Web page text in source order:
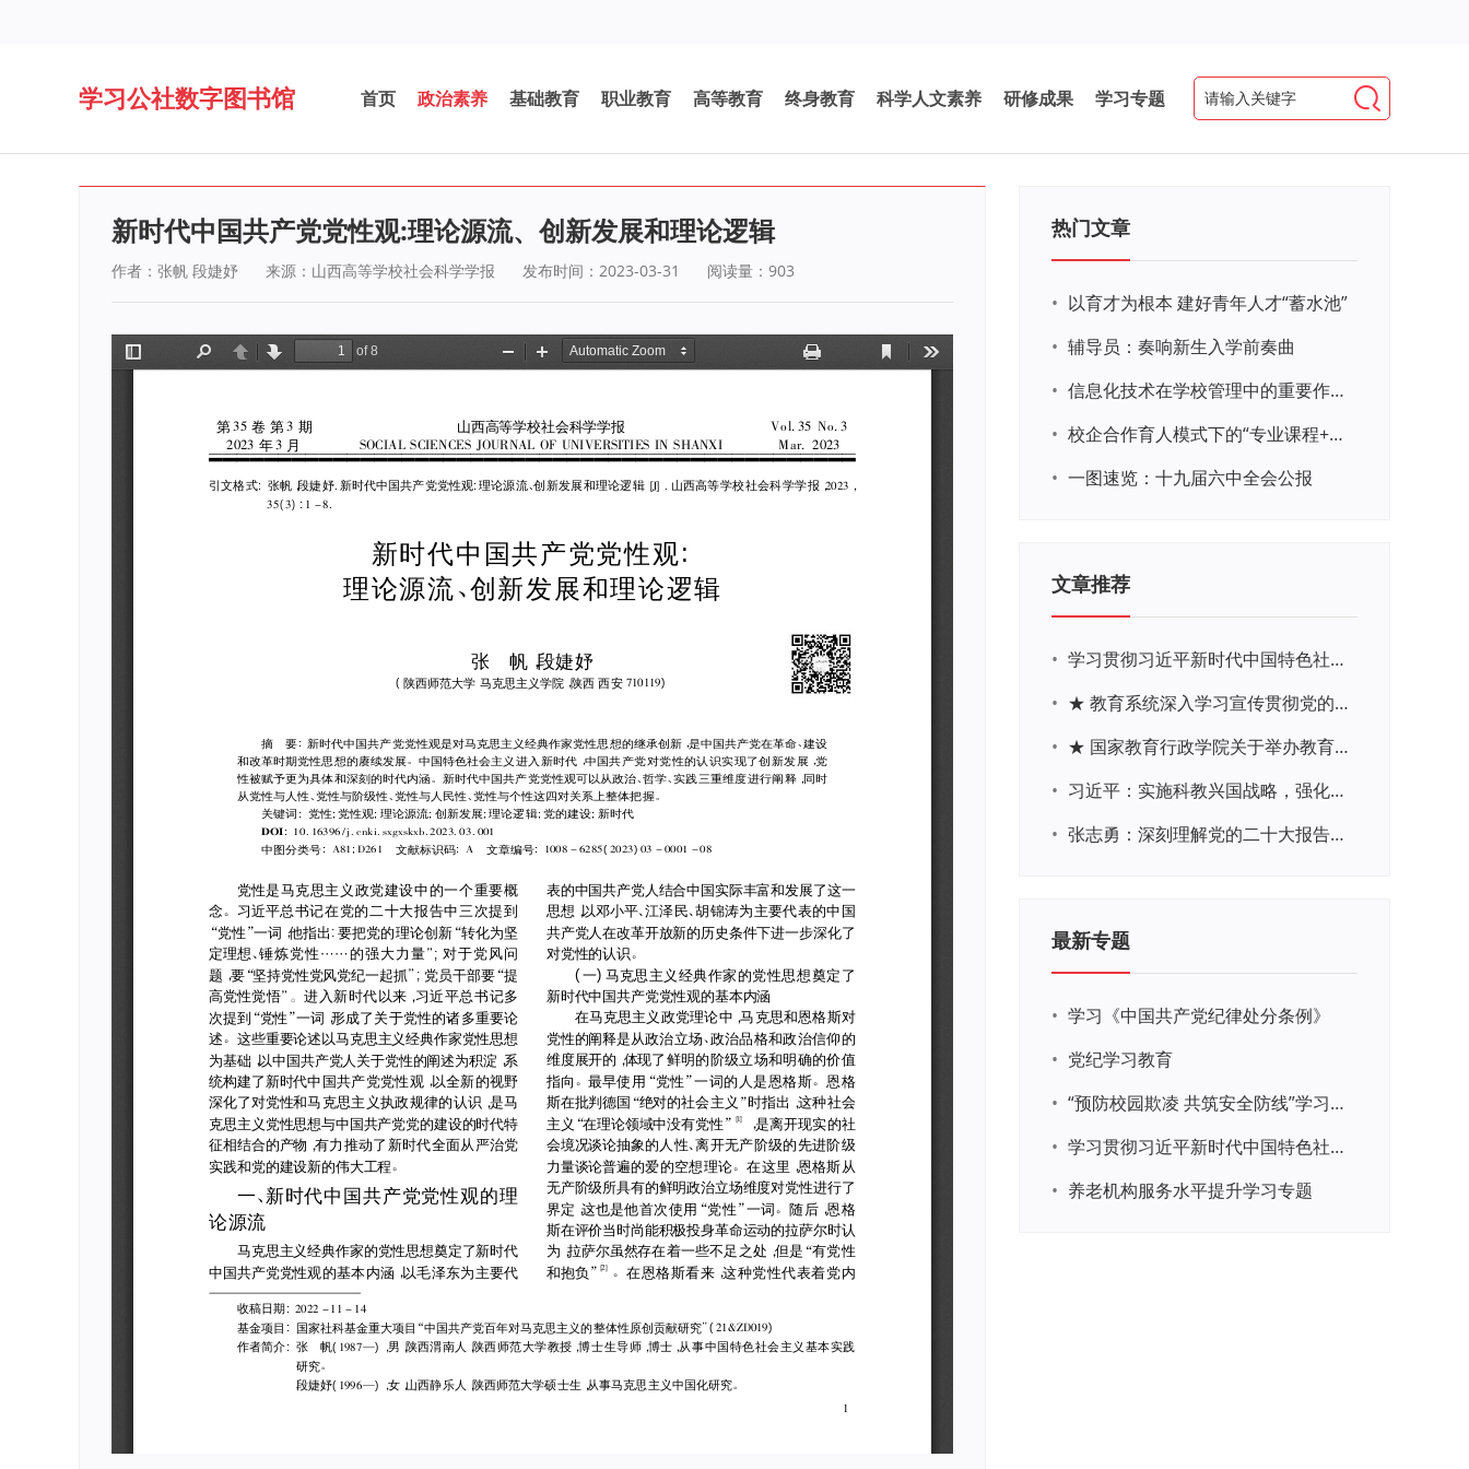
学习公社数字图书馆 首页 政治素养 基础教育 职业教育 高等教育 终身教育 科学人文素养 研修成果 学习专题
新时代中国共产党党性观:理论源流、创新发展和理论逻辑
作者：张帆 段婕妤 来源：山西高等学校社会科学学报 发布时间：2023-03-31 阅读量： 903
热门文章
• 以育才为根本 建好青年人才“蓄水池”
• 辅导员：奏响新生入学前奏曲
•
信息化技术在学校管理中的重要作用 ——以贵州省威宁民族中学和校园使用等为例
•
校企合作育人模式下的“专业课程+思政教育+党建活动”交叉融合的课程思政教学探索与实践
• 一图速览：十九届六中全会公报
文章推荐
•
学习贯彻习近平新时代中国特色社会主义思想主题教育网络培训
•
★ 教育系统深入学习宣传贯彻党的二十大精神学习专题
•
★ 国家教育行政学院关于举办教育系统深入学习宣传贯彻党的二十大精神专题网络培训的通知
•
习近平：实施科教兴国战略，强化现代化建设人才支撑
•
张志勇：深刻理解党的二十大报告关于教育的新思想、新战略、新要求
最新专题
• 学习《中国共产党纪律处分条例》
• 党纪学习教育
•
“预防校园欺凌 共筑安全防线”学习专题
•
学习贯彻习近平新时代中国特色社会主义思想主题教育
• 养老机构服务水平提升学习专题